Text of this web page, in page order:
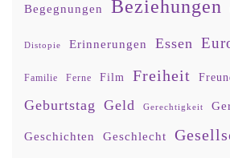
Begegnungen Beziehungen
Distopie Erinnerungen Essen
Familie Ferne Film Freiheit
Geburtstag Geld Gerechtigkeit
Geschichten Geschlecht